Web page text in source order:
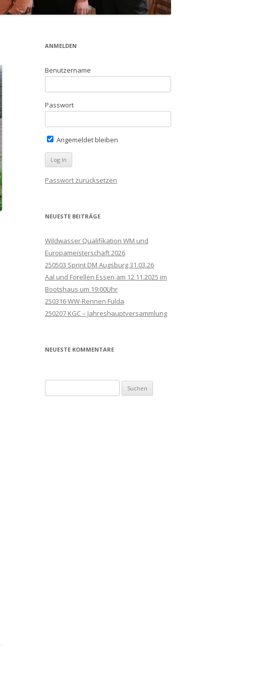
ANMELDEN
Benutzername
Passwort
Angemeldet bleiben
Passwort zurücksetzen
NEUESTE BEITRÄGE
Wildwasser Qualifikation WM und
Europameisterschaft 2026
250503 Sprint DM Augsburg 31.03.26
Aal und Forellen Essen am 12.11.2025 im
Bootshaus um 19:00Uhr
250316 WW-Rennen Fulda
250207 KGC – Jahreshauptversammlung
NEUESTE KOMMENTARE
nach: